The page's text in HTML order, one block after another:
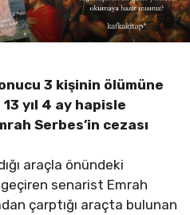
3 kişinin ölümüne
yıl 4 ay hapisle
Serbes’in cezası
araçla önündeki
senarist Emrah
çarptığı araçta bulunan